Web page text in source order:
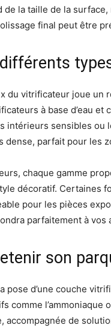
de la taille de la
final peut être
du vitrificateur joue un
à base d’eau
intérieurs sensibles ou
dense, parfait pour les
chaque gamme
décoratif. Certaines
pour les pièces
parfaitement à vos
son
pose d’une couche
comme
accompagnée de